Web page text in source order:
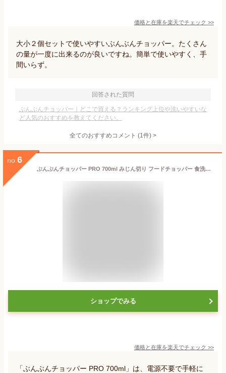
価格と在庫を楽天でチェック >>
大小２個セットで使いやすいぶんぶんチョッパー。たくさん
の量が一度に出来るのが良いですね。簡単で使いやすく、手
間いらず。
回答された質問
ぶんぶんチョッパー｜どこで買える？ランキング上位や洗いやすいな
ど人気のおすすめを教えてください。
全てのおすすめコメント (1件) >
no. 6
ぶんぶんチョッパー PRO 700ml みじん切り フードチョッパー 食洗機対応 離乳食 電源不要 玉ねぎみじん切り 時短調理 下ごしらえ フードプロセッサー 野菜 下ごしらえ トライタン 調理器具 スライサー 内蓋付き キッチン 便利グッズ
ショップでみる
価格と在庫を楽天でチェック >>
「ぶんぶんチョッパー PRO 700ml」は、電源不要で手軽に